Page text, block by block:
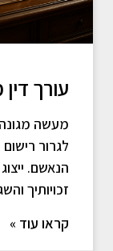
עורך
מעשה
לגרור
הנאשם.
זכויותיך
קראו עוד »